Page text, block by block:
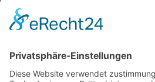
Datenschutz
© 2026 Alle Rechte vorbehalten